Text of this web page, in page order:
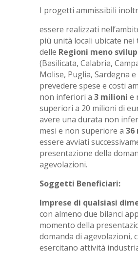
I progetti ammissibili
essere realizzati
più unità locali ubicate
delle Regioni meno
(Basilicata, Calabria,
Molise, Puglia, Sardegna e
prevedere spese e costi
non inferiori a 3 milioni e
superiori a 20 milioni di
avere una durata non
mesi e non superiore a 36
essere avviati
presentazione della
agevolazioni.
Soggetti Beneficiari:
Imprese di qualsiasi
con almeno due bilanci
momento della
domanda di agevolazioni,
esercitano attività